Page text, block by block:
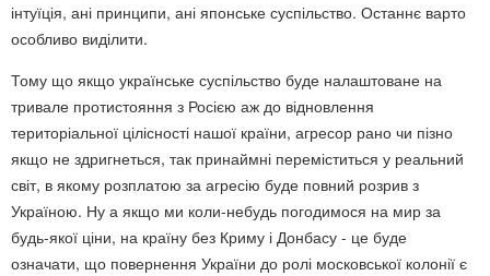
інтуїція, ані принципи, ані японське суспільство. Останнє варто
особливо виділити.
Тому що якщо українське суспільство буде налаштоване на
тривале протистояння з Росією аж до відновлення
територіальної цілісності нашої країни, агресор рано чи пізно
якщо не здригнеться, так принаймні переміститься у реальний
світ, в якому розплатою за агресію буде повний розрив з
Україною. Ну а якщо ми коли-небудь погодимося на мир за
будь-якої ціни, на країну без Криму і Донбасу - це буде
означати, що повернення України до ролі московської колонії є